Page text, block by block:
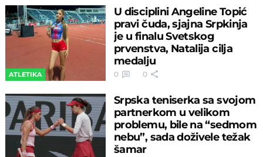
ATLETIKA
U disciplini Angeline Topić
pravi čuda, sjajna Srpkinja
je u finalu Svetskog
prvenstva, Natalija cilja
medalju
0 0
Srpska teniserka sa svojom
partnerkom u velikom
problemu, bile na “sedmom
nebu”, sada doživele težak
šamar